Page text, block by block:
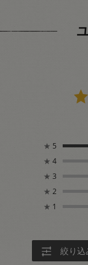
★ 5
★ 4
★ 3
★ 2
★ 1
絞り込